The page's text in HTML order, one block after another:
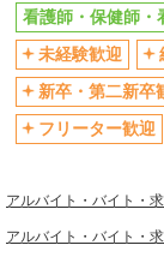
退職金・財形貯蓄制
制服貸与
資格取得支援制度あ
看護師・保健師・
看護師・保健師・
未経験歓迎
新卒・第二新卒
フリーター歓迎
アルバイト・バイト・
アルバイト・バイト・